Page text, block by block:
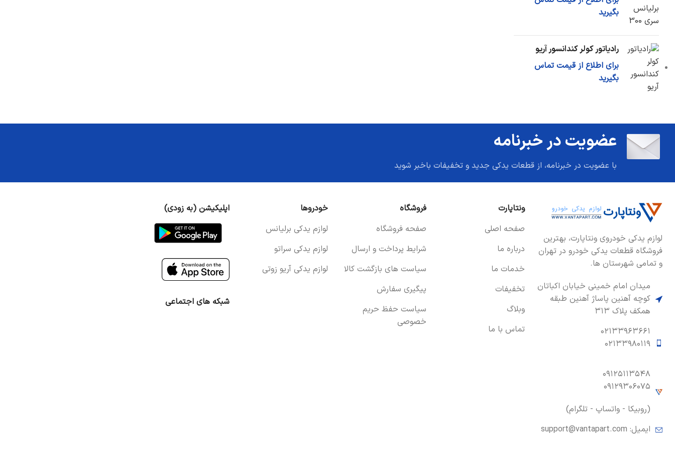
بگیرید
رادیاتور کولر کندانسور آریو
برای اطلاع از قیمت تماس
بگیرید
عضویت در خبرنامه
با عضویت در خبرنامه، از قطعات یدکی جدید و تخفیفات باخبر شوید
لوازم یدکی خودروی ونتاپارت، بهترین
فروشگاه قطعات یدکی خودرو در تهران
و تمامی شهرستان ها.
میدان امام خمینی خیابان اکباتان
کوچه آهنین پاساژ آهنین طبقه
همکف پلاک ۳۱۳
۰۲۱۳۳۹۶۳۶۶۱
۰۲۱۳۳۹۸۰۱۱۹
۰۹۱۲۵۱۱۳۵۴۸
۰۹۱۲۹۳۰۶۰۷۵
(روبیکا - واتساپ - تلگرام)
ایمیل: support@vantapart.com
ونتاپارت
صفحه اصلی
درباره ما
خدمات ما
تخفیفات
وبلاگ
تماس با ما
فروشگاه
صفحه فروشگاه
شرایط پرداخت و ارسال
سیاست های بازگشت کالا
پیگیری سفارش
سیاست حفظ حریم
خصوصی
خودروها
لوازم یدکی برلیانس
لوازم یدکی سراتو
لوازم یدکی آریو زوتی
اپلیکیشن (به زودی)
شبکه های اجتماعی